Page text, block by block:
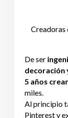
Creadoras
De ser
decoración
5 años
miles.
Al principio
Pinterest y